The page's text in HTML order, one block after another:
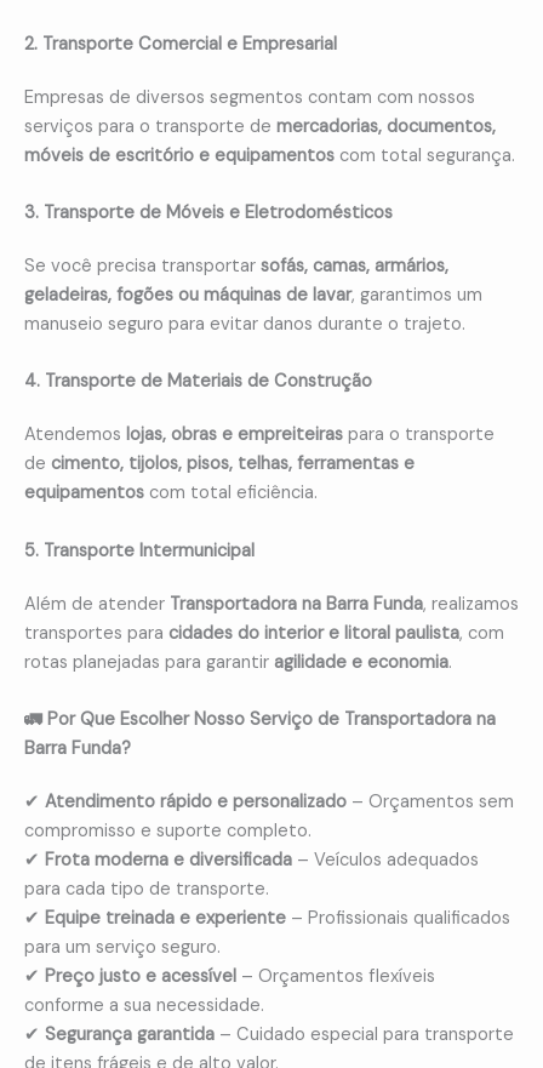
2. Transporte Comercial e Empresarial
Empresas de diversos segmentos contam com nossos
serviços para o transporte de mercadorias, documentos,
móveis de escritório e equipamentos com total segurança.
3. Transporte de Móveis e Eletrodomésticos
Se você precisa transportar sofás, camas, armários,
geladeiras, fogões ou máquinas de lavar, garantimos um
manuseio seguro para evitar danos durante o trajeto.
4. Transporte de Materiais de Construção
Atendemos lojas, obras e empreiteiras para o transporte
de cimento, tijolos, pisos, telhas, ferramentas e
equipamentos com total eficiência.
5. Transporte Intermunicipal
Além de atender Transportadora na Barra Funda, realizamos
transportes para cidades do interior e litoral paulista, com
rotas planejadas para garantir agilidade e economia.
🚛 Por Que Escolher Nosso Serviço de Transportadora na
Barra Funda?
✔ Atendimento rápido e personalizado – Orçamentos sem
compromisso e suporte completo.
✔ Frota moderna e diversificada – Veículos adequados
para cada tipo de transporte.
✔ Equipe treinada e experiente – Profissionais qualificados
para um serviço seguro.
✔ Preço justo e acessível – Orçamentos flexíveis
conforme a sua necessidade.
✔ Segurança garantida – Cuidado especial para transporte